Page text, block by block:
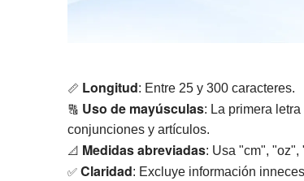
📏 Longitud: Entre 25 y 300 caracteres.
🔠 Uso de mayúsculas: La primera
conjunciones y artículos.
📐 Medidas abreviadas: Usa "cm", "oz",
✅ Claridad: Excluye información